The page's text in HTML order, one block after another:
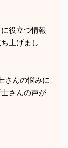
役立つ情報
上げまし
さんの悩みに
さんの声が